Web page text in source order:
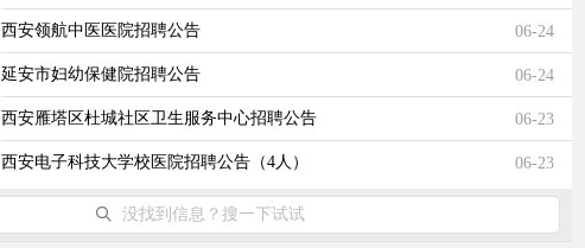
西安领航中医医院招聘公告 06-24
延安市妇幼保健院招聘公告 06-24
西安雁塔区杜城社区卫生服务中心招聘公告 06-23
西安电子科技大学校医院招聘公告（4人） 06-23
没找到信息？搜一下试试